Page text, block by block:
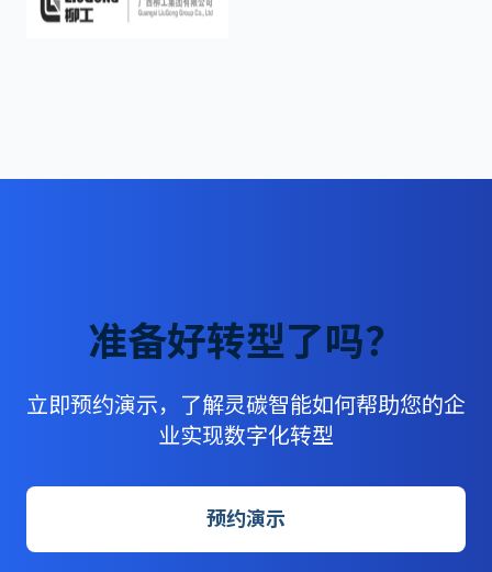
准备好转型了吗？
立即预约演示，了解灵碳智能如何帮助您的企
业实现数字化转型
预约演示